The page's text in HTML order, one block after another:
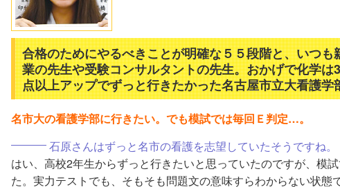
合格のためにやるべきことが明確な５５段階と、いつ
業の先生や受験コンサルタントの先生。おかげで化学
点以上アップでずっと行きたかった名古屋市立大看護学
名市大の看護学部に行きたい。でも模試では毎回Ｅ判定…。
石原さんはずっと名市の看護を志望していたそうですね。
はい、高校2年生からずっと行きたいと思っていたのですが、模
た。実力テストでも、そもそも問題文の意味すらわからない状態